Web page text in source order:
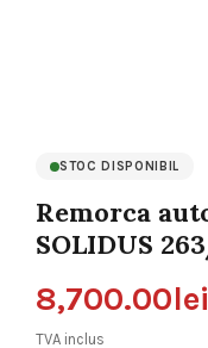
STOC DISPONIBIL
Remorca
SOLIDUS
8,700.00lei
TVA inclus